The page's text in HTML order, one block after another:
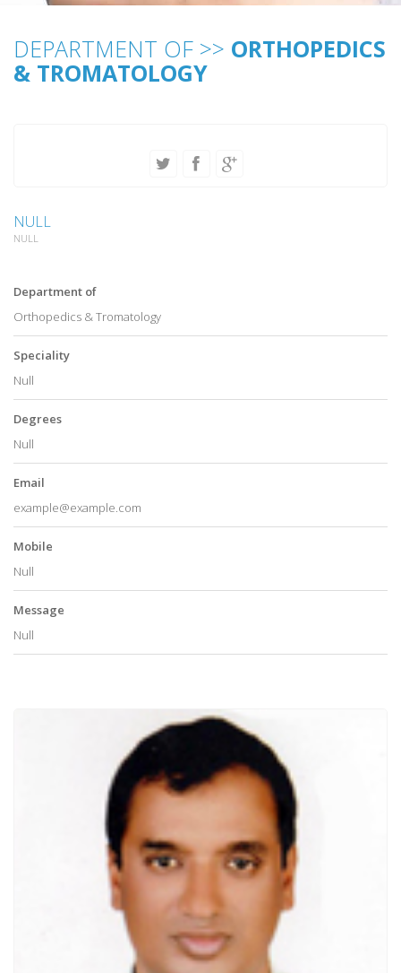
DEPARTMENT OF >> ORTHOPEDICS
& TROMATOLOGY
NULL
NULL
Department of
Orthopedics & Tromatology
Speciality
Null
Degrees
Null
Email
example@example.com
Mobile
Null
Message
Null